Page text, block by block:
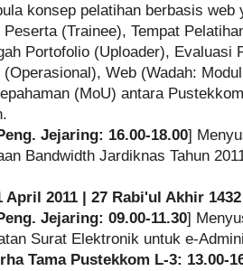
konsep pelatihan berbasis web
Peserta (Trainee), Tempat
Portofolio (Uploader), Evaluasi
(Operasional), Web (Wadah:
(MoU) antara
Jejaring: 16.00-18.00]
Bandwidth Jardiknas Tahun
April 2011 | 27 Rabi'ul Akhir 1432
Jejaring: 09.00-11.30]
Surat Elektronik untuk e-
Tama Pustekkom L-3: 13.00-